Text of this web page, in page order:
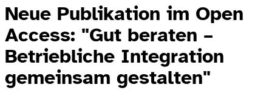
Neue Publikation im Open
Access: "Gut beraten –
Betriebliche Integration
gemeinsam gestalten"